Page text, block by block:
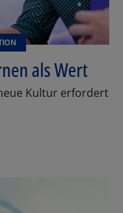
als Wert
Kultur erfordert